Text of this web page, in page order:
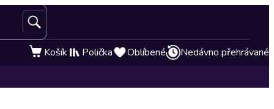
Košík Polička Oblíbené Nedávno přehrávané